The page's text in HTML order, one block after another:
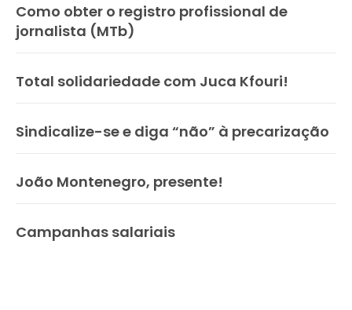
Como obter o registro profissional de
jornalista (MTb)
Total solidariedade com Juca Kfouri!
Sindicalize-se e diga “não” à precarização
João Montenegro, presente!
Campanhas salariais